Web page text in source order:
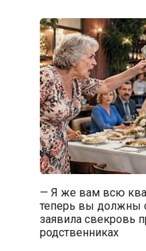
— Я же вам всю
теперь вы должны
заявила свекровь
родственниках